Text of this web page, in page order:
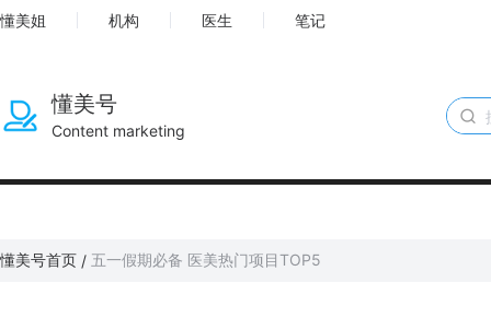
懂美姐 机构 医生 笔记
懂美号
Content marketing
懂美号首页 / 五一假期必备 医美热门项目TOP5